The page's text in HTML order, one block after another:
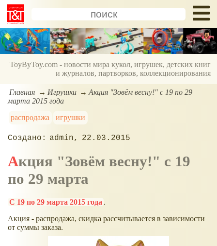
ToyByToy.com - новости мира кукол, игрушек, детских книг
и журналов, партворков, коллекционирования
Главная Игрушки
Акция "Зовём весну!" с 19 по 29
марта 2015 года
распродажа
игрушки
admin 22.03.2015
Акция "Зовём весну!" с 19
по 29 марта
С 19 по 29 марта 2015 года .
Акция - распродажа, скидка рассчитывается в зависимости
от суммы заказа.